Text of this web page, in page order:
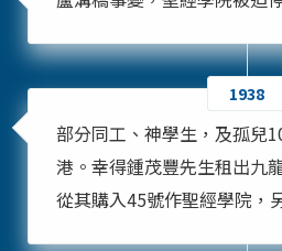
1938
部分同工、神學生，及孤兒
港。幸得鍾茂豐先生租出九
從其購入45號作聖經學院，